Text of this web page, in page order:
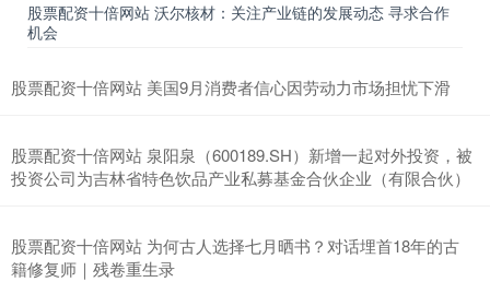
股票配资十倍网站 沃尔核材：关注产业链的发展动态 寻求合作
机会
股票配资十倍网站 美国9月消费者信心因劳动力市场担忧下滑
股票配资十倍网站 泉阳泉（600189.SH）新增一起对外投资，被
投资公司为吉林省特色饮品产业私募基金合伙企业（有限合伙）
股票配资十倍网站 为何古人选择七月晒书？对话埋首18年的古
籍修复师｜残卷重生录